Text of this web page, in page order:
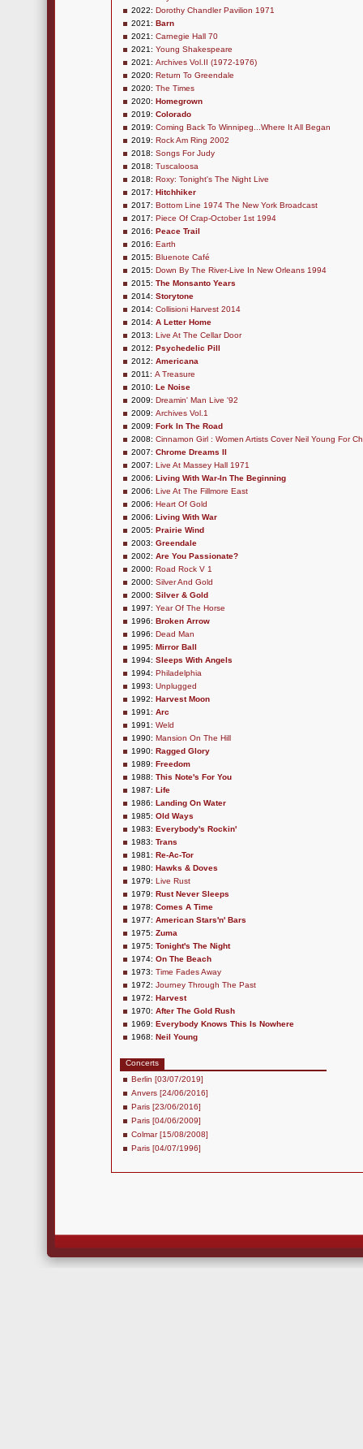
2022: Dorothy Chandler Pavilion 1971
2021: Barn
2021: Carnegie Hall 70
2021: Young Shakespeare
2021: Archives Vol.II (1972-1976)
2020: Return To Greendale
2020: The Times
2020: Homegrown
2019: Colorado
2019: Coming Back To Winnipeg...Where It All Began
2019: Rock Am Ring 2002
2018: Songs For Judy
2018: Tuscaloosa
2018: Roxy: Tonight's The Night Live
2017: Hitchhiker
2017: Bottom Line 1974 The New York Broadcast
2017: Piece Of Crap-October 1st 1994
2016: Peace Trail
2016: Earth
2015: Bluenote Café
2015: Down By The River-Live In New Orleans 1994
2015: The Monsanto Years
2014: Storytone
2014: Collisioni Harvest 2014
2014: A Letter Home
2013: Live At The Cellar Door
2012: Psychedelic Pill
2012: Americana
2011: A Treasure
2010: Le Noise
2009: Dreamin' Man Live '92
2009: Archives Vol.1
2009: Fork In The Road
2008: Cinnamon Girl : Women Artists Cover Neil Young For
2007: Chrome Dreams II
2007: Live At Massey Hall 1971
2006: Living With War-In The Beginning
2006: Live At The Fillmore East
2006: Heart Of Gold
2006: Living With War
2005: Prairie Wind
2003: Greendale
2002: Are You Passionate?
2000: Road Rock V 1
2000: Silver And Gold
2000: Silver & Gold
1997: Year Of The Horse
1996: Broken Arrow
1996: Dead Man
1995: Mirror Ball
1994: Sleeps With Angels
1994: Philadelphia
1993: Unplugged
1992: Harvest Moon
1991: Arc
1991: Weld
1990: Mansion On The Hill
1990: Ragged Glory
1989: Freedom
1988: This Note's For You
1987: Life
1986: Landing On Water
1985: Old Ways
1983: Everybody's Rockin'
1983: Trans
1981: Re-Ac-Tor
1980: Hawks & Doves
1979: Live Rust
1979: Rust Never Sleeps
1978: Comes A Time
1977: American Stars'n' Bars
1975: Zuma
1975: Tonight's The Night
1974: On The Beach
1973: Time Fades Away
1972: Journey Through The Past
1972: Harvest
1970: After The Gold Rush
1969: Everybody Knows This Is Nowhere
1968: Neil Young
Concerts
Berlin [03/07/2019]
Anvers [24/06/2016]
Paris [23/06/2016]
Paris [04/06/2009]
Colmar [15/08/2008]
Paris [04/07/1996]